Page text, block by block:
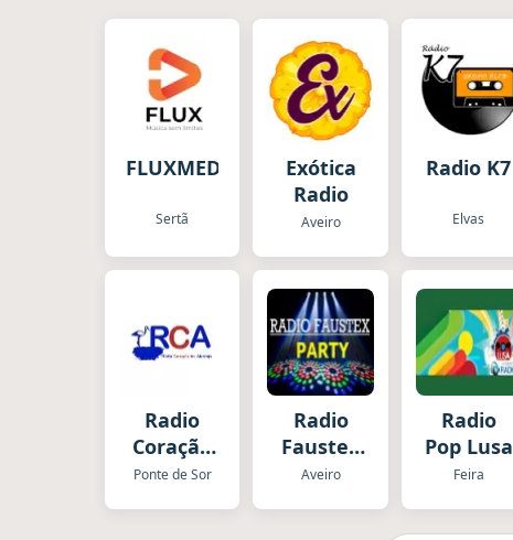
FLUXMEDIA
Sertã
Exótica
Radio
Aveiro
Radio K7
Elvas
Radio
Coração
Do
Ponte de Sor
Radio
Faustex
Party 2
Aveiro
Radio
Pop Lusa
Feira